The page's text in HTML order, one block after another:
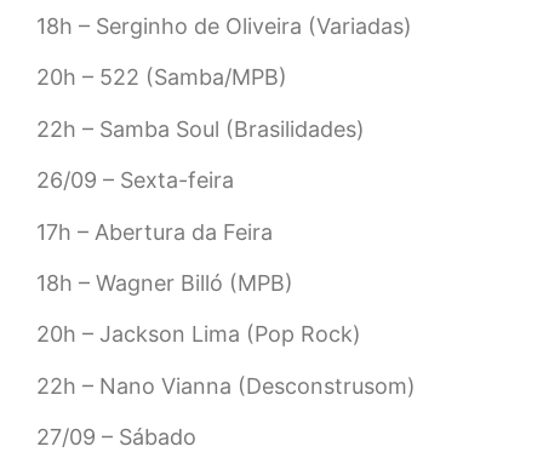
18h – Serginho de Oliveira (Variadas)
20h – 522 (Samba/MPB)
22h – Samba Soul (Brasilidades)
26/09 – Sexta-feira
17h – Abertura da Feira
18h – Wagner Billó (MPB)
20h – Jackson Lima (Pop Rock)
22h – Nano Vianna (Desconstrusom)
27/09 – Sábado